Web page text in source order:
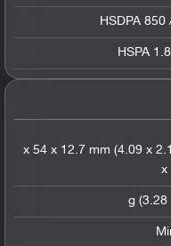
HSDPA 850
HSPA
104 x 54 x 12.7 mm (4.09 x
x